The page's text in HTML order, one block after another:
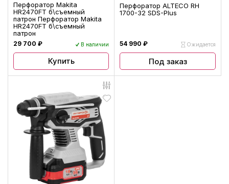
Перфоратор Makita
HR2470FT б\съемный
патрон Перфоратор Makita
HR2470FT б\съемный
патрон
29 700 ₽ В наличии
Купить
Перфоратор ALTECO RH
1700-32 SDS-Plus
54 990 ₽ Ожидается
Под заказ